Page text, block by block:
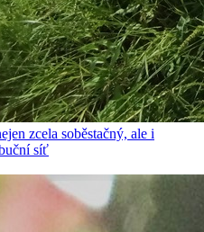
zcela soběstačný, ale i
síť